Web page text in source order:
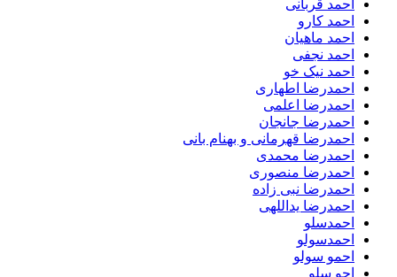
احمد قربانی
احمد کارو
احمد ماهیان
احمد نجفی
احمد نیک خو
احمدرضا اطهاری
احمدرضا اعلمی
احمدرضا جانجان
احمدرضا قهرمانی و بهنام بانی
احمدرضا محمدی
احمدرضا منصوری
احمدرضا نبی زاده
احمدرضا یداللهی
احمدسلو
احمدسولو
احمو سولو
احو سلو